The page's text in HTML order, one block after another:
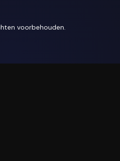
voorbehouden.